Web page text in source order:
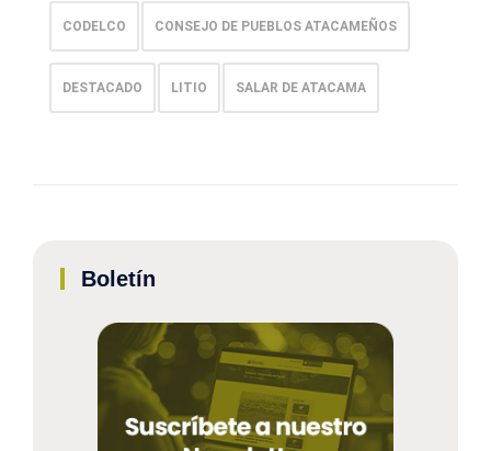
CODELCO CONSEJO DE PUEBLOS ATACAMEÑOS
DESTACADO LITIO SALAR DE ATACAMA
Boletín